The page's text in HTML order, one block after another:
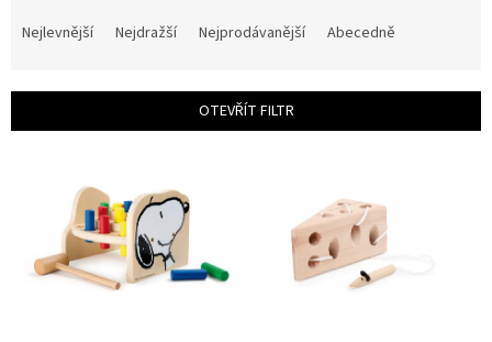
í
Nejlevnější Nejdražší Nejprodávanější Abecedně
OTEVŘÍT FILTR